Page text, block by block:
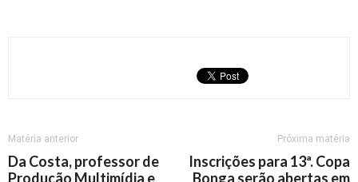
Matéria anterior
Da Costa, professor de
Produção Multimídia e
Próxima matéria
Inscrições para 13ª. Copa
Bonga serão abertas em